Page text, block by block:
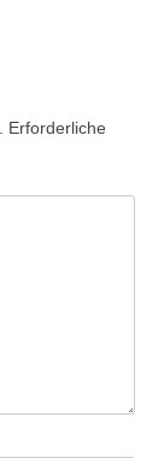
Erforderliche